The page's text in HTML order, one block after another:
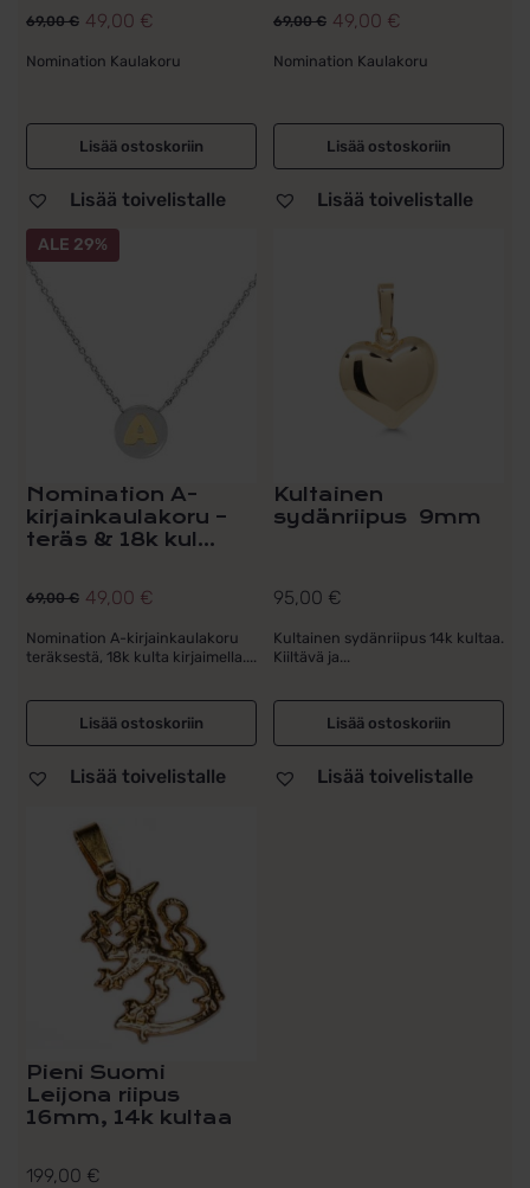
69,00€
Alkuperäinen
hinta
69,00 €.
49,00 €
Nykyinen
hinta
49,00 €.
Nomination Kaulakoru
Lisää ostoskoriin
Lisää toivelistalle
69,00€
Alkuperäinen
hinta
69,00 €.
49,00 €
Nykyinen
hinta
49,00 €.
Nomination Kaulakoru
Lisää ostoskoriin
Lisää toivelistalle
ALE 29%
Nomination A-
kirjainkaulakoru –
teräs & 18k kul...
69,00€
Alkuperäinen
hinta
oli:
69,00 €.
49,00 €
Nykyinen
hinta
on:
49,00 €.
Nomination A-kirjainkaulakoru
teräksestä, 18k kulta kirjaimella....
Lisää ostoskoriin
Lisää toivelistalle
Kultainen
sydänriipus 9mm
95,00 €
Kultainen sydänriipus 14k kultaa.
Kiiltävä ja...
Lisää ostoskoriin
Lisää toivelistalle
Pieni Suomi
Leijona riipus
16mm, 14k kultaa
199,00 €